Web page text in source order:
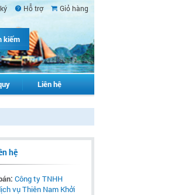
Hỗ trợ Giỏ hàng
Liên hệ
hệ
Công ty TNHH
vụ Thiên Nam Khởi